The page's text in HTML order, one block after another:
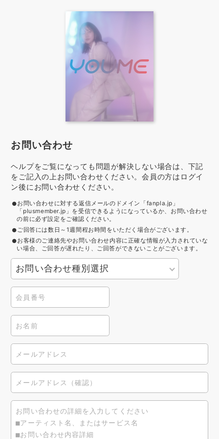
お問い合わせ
ヘルプをご覧になっても問題が解決しない場合は、下記
をご記入の上お問い合わせください。会員の方はログイ
ン後にお問い合わせください。
お問い合わせに対する返信メールのドメイン「fanpla.jp」
「plusmember.jp」を受信できるようになっているか、お問い合わせ
の前に必ず設定をご確認ください。
ご回答には数日～1週間程お時間をいただく場合がございます。
お客様のご連絡先やお問い合わせ内容に正確な情報が入力されていな
い場合、ご回答が遅れたり、ご回答ができないことがございます。